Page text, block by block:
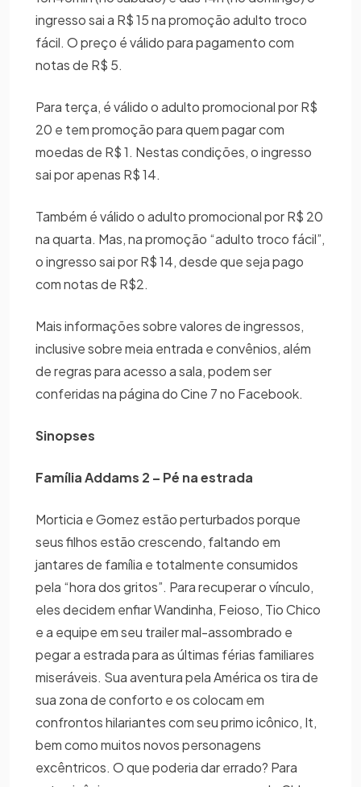
ingresso sai a R$ 15 na promoção adulto troco
fácil. O preço é válido para pagamento com
notas de R$ 5.
Para terça, é válido o adulto promocional por R$
20 e tem promoção para quem pagar com
moedas de R$ 1. Nestas condições, o ingresso
sai por apenas R$ 14.
Também é válido o adulto promocional por R$ 20
na quarta. Mas, na promoção “adulto troco fácil”,
o ingresso sai por R$ 14, desde que seja pago
com notas de R$2.
Mais informações sobre valores de ingressos,
inclusive sobre meia entrada e convênios, além
de regras para acesso a sala, podem ser
conferidas na página do Cine 7 no Facebook.
Sinopses
Família Addams 2 – Pé na estrada
Morticia e Gomez estão perturbados porque
seus filhos estão crescendo, faltando em
jantares de família e totalmente consumidos
pela “hora dos gritos”. Para recuperar o vínculo,
eles decidem enfiar Wandinha, Feioso, Tio Chico
e a equipe em seu trailer mal-assombrado e
pegar a estrada para as últimas férias familiares
miseráveis. Sua aventura pela América os tira de
sua zona de conforto e os colocam em
confrontos hilariantes com seu primo icônico, It,
bem como muitos novos personagens
excêntricos. O que poderia dar errado? Para